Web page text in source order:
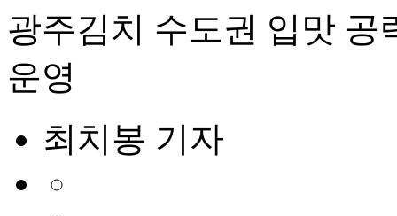
광주김치 수도권 입맛 공
운영
최치봉 기자